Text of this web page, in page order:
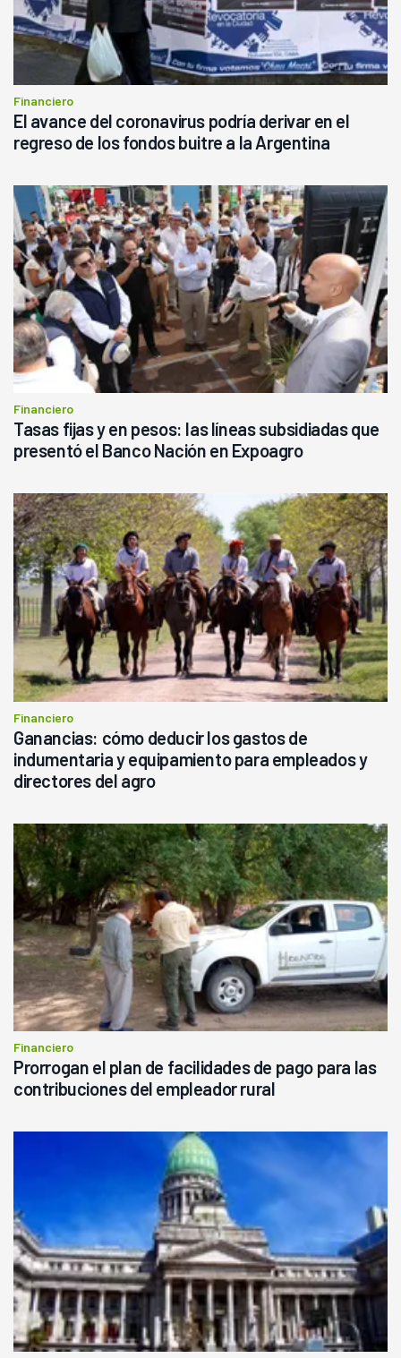
Financiero
El avance del coronavirus podría derivar en el
regreso de los fondos buitre a la Argentina
Financiero
Tasas fijas y en pesos: las líneas subsidiadas que
presentó el Banco Nación en Expoagro
Financiero
Ganancias: cómo deducir los gastos de
indumentaria y equipamiento para empleados y
directores del agro
Financiero
Prorrogan el plan de facilidades de pago para las
contribuciones del empleador rural